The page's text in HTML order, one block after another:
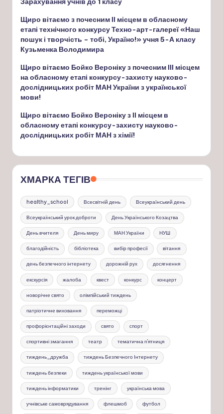
Щиро вітаємо з почесним ІІ місцем в обласному
етапі технічного конкурсу Техно-арт-галереї «Наш
пошук і творчість – тобі, Україно!» учня 5-А класу
Кузьменка Володимира
Щиро вітаємо Бойко Вероніку з почесним ІІІ місцем
на обласному етапі конкурсу-захисту науково-
дослідницьких робіт МАН України з української
мови!
Щиро вітаємо Бойко Вероніку з ІІ місцем в
обласному етапі конкурсу-захисту науково-
дослідницьких робіт МАН з хімії!
ХМАРКА ТЕГІВ
healthy_school Всесвітній день Всеукраїнський день
Всеукраїнський урок доброти День Українського Козацтва
День вчителя День миру МАН України НУШ
благодійність бібліотека вибір професії вітання
день безпечного інтернету дорожній рух досягнення
екскурсія жалоба квест конкурс концерт
новорічне свято олімпійський тиждень
патріотичне виховання переможці
профорієнтаційні заходи свято спорт
спортивні змагання театр тематична п'ятниця
тиждень_дружба тиждень Безпечного Інтернету
тиждень безпеки тиждень української мови
тиждень інформатики тренінг українська мова
учнівське самоврядування флешмоб футбол